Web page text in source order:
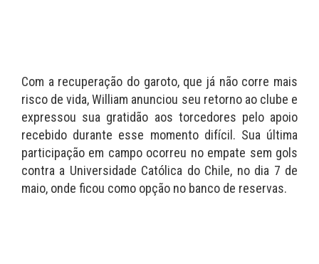
Com a recuperação do garoto, que já não corre mais
risco de vida, William anunciou seu retorno ao clube e
expressou sua gratidão aos torcedores pelo apoio
recebido durante esse momento difícil. Sua última
participação em campo ocorreu no empate sem gols
contra a Universidade Católica do Chile, no dia 7 de
maio, onde ficou como opção no banco de reservas.